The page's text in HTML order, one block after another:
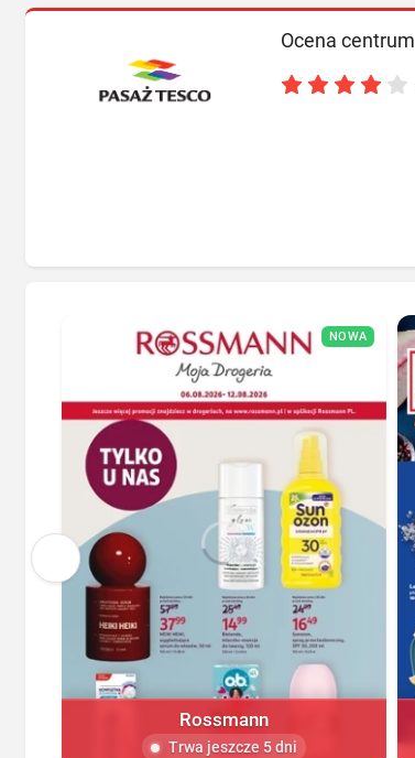
Ocena centrum
NOWA
Rossmann
Trwa jeszcze 5 dni